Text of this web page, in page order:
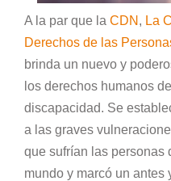
A la par que la CDN , La
Derechos de las
brinda un nuevo y
los derechos humanos
discapacidad. Se
a las graves
que sufrían las personas
mundo y marcó un antes